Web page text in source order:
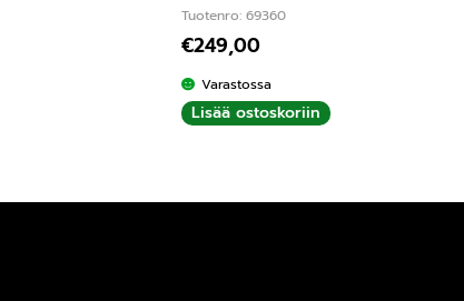
Tuotenro: 69360
€249,00
Varastossa
Lisää ostoskoriin